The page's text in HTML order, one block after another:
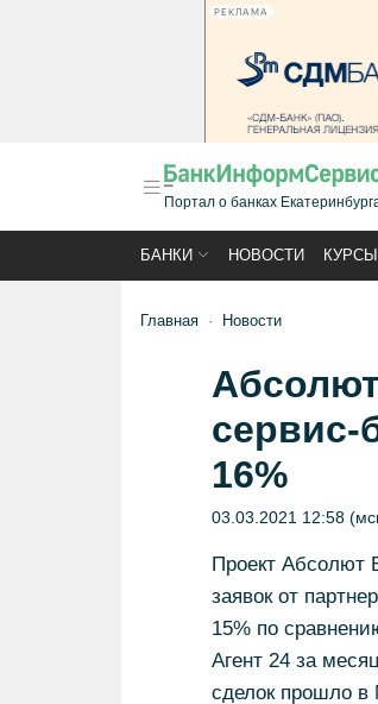
РЕКЛАМА
Портал о банках
БАНКИ НОВОСТИ
Главная Новости
сервис-
16%
03.03.2021 12:58
Проект Абсолют
заявок от
15% по
Агент 24 за
сделок прошло в